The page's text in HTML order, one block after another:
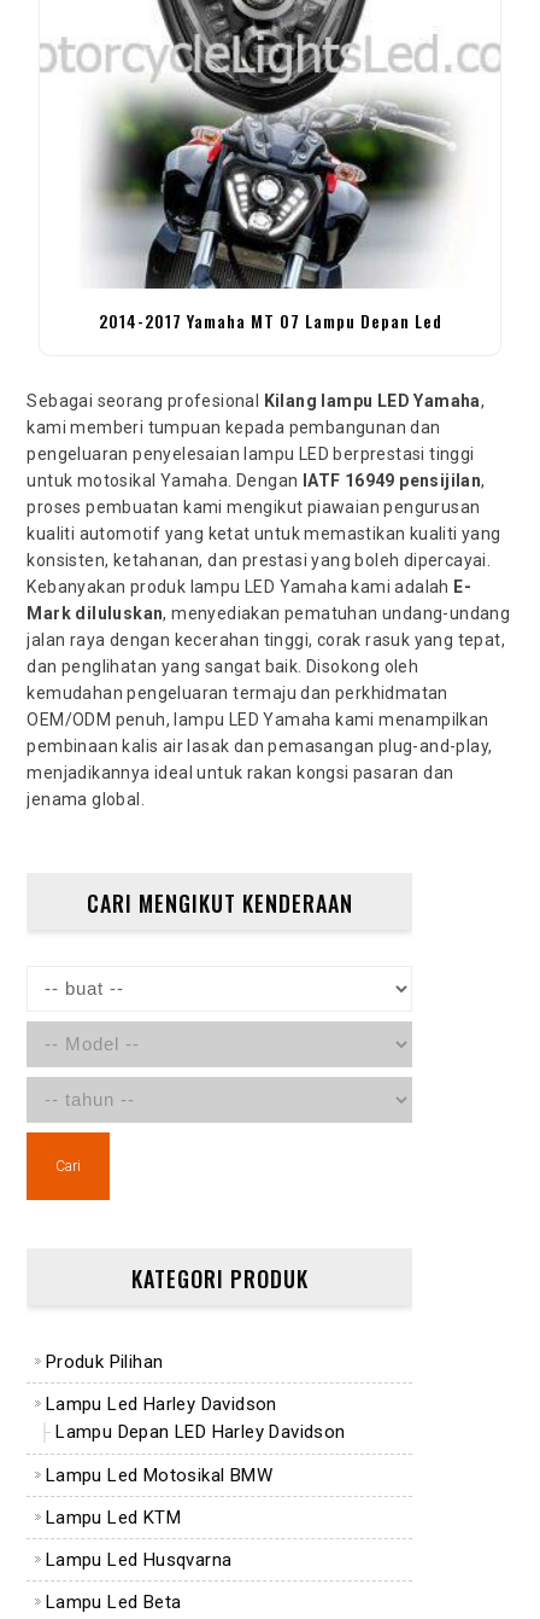
2014-2017 Yamaha MT 07 Lampu Depan Led
Sebagai seorang profesional Kilang lampu LED Yamaha,
kami memberi tumpuan kepada pembangunan dan
pengeluaran penyelesaian lampu LED berprestasi tinggi
untuk motosikal Yamaha. Dengan IATF 16949 pensijilan,
proses pembuatan kami mengikut piawaian pengurusan
kualiti automotif yang ketat untuk memastikan kualiti yang
konsisten, ketahanan, dan prestasi yang boleh dipercayai.
Kebanyakan produk lampu LED Yamaha kami adalah E-
Mark diluluskan, menyediakan pematuhan undang-undang
jalan raya dengan kecerahan tinggi, corak rasuk yang tepat,
dan penglihatan yang sangat baik. Disokong oleh
kemudahan pengeluaran termaju dan perkhidmatan
OEM/ODM penuh, lampu LED Yamaha kami menampilkan
pembinaan kalis air lasak dan pemasangan plug-and-play,
menjadikannya ideal untuk rakan kongsi pasaran dan
jenama global.
CARI MENGIKUT KENDERAAN
Cari
KATEGORI PRODUK
Produk Pilihan
Lampu Led Harley Davidson
Lampu Depan LED Harley Davidson
Lampu Led Motosikal BMW
Lampu Led KTM
Lampu Led Husqvarna
Lampu Led Beta